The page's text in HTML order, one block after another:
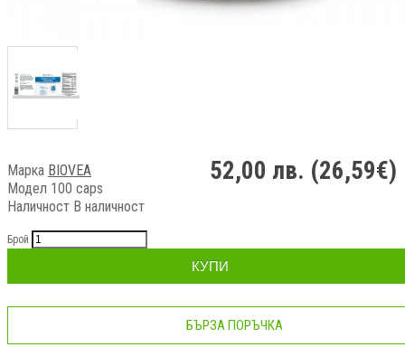
Марка BIOVEA
Модел 100 caps
Наличност В наличност
52,00 лв. (26,59€)
Брой
КУПИ
БЪРЗА ПОРЪЧКА